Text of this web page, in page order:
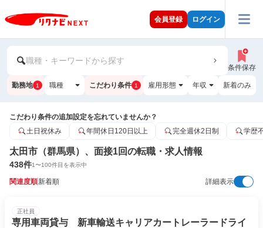
会員登録 ログイン
職種・キーワードから探す
条件保存
勤務地 1 職種 こだわり条件 1 雇用形態 年収 新着のみ
こだわり条件の追加設定を忘れていませんか？
土日祝休み
年間休日120日以上 完全週休2日制 学歴
太田市（群馬県）、面接1回の転職・求人情報
438件1〜100件目を表示中
関連度順新着順 詳細表示
正社員
専用車両貸与 新車輸送キャリアカートレーラードライ